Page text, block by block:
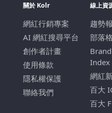
關於 Kolr
網紅行銷專案
AI 網紅搜尋平台
創作者計畫
使用條款
隱私權保護
聯絡我們
線上資
趨勢
部落格
Index
網紅
百大
百大